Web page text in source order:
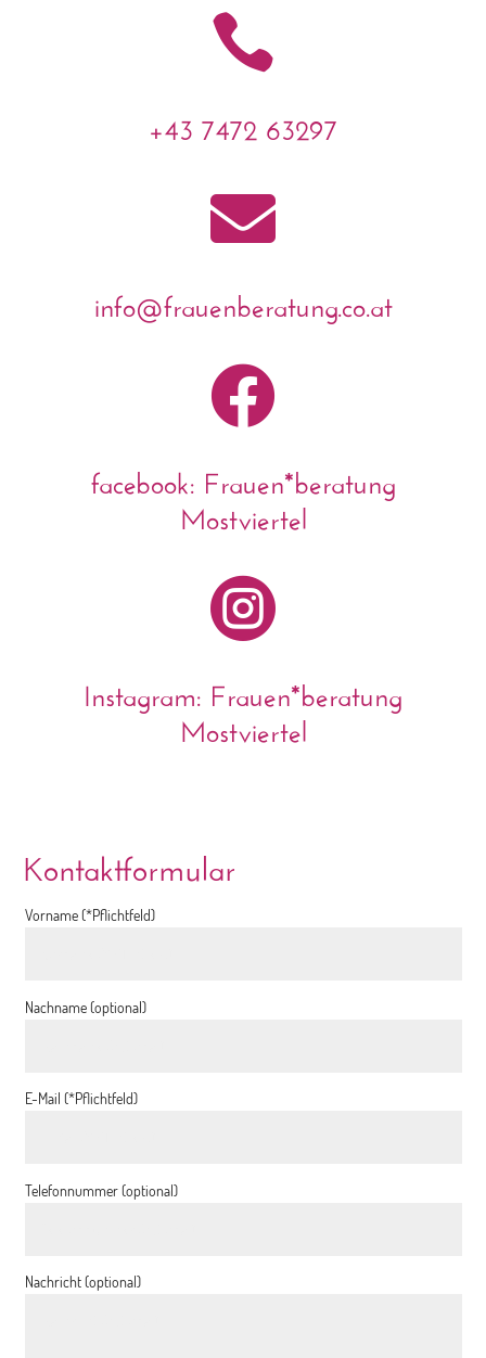

+43 7472 63297

info@frauenberatung.co.at

facebook: Frauen*beratung
Mostviertel

Instagram: Frauen*beratung
Mostviertel
Kontaktformular
Vorname (*Pflichtfeld)
Nachname (optional)
E-Mail (*Pflichtfeld)
Telefonnummer (optional)
Nachricht (optional)